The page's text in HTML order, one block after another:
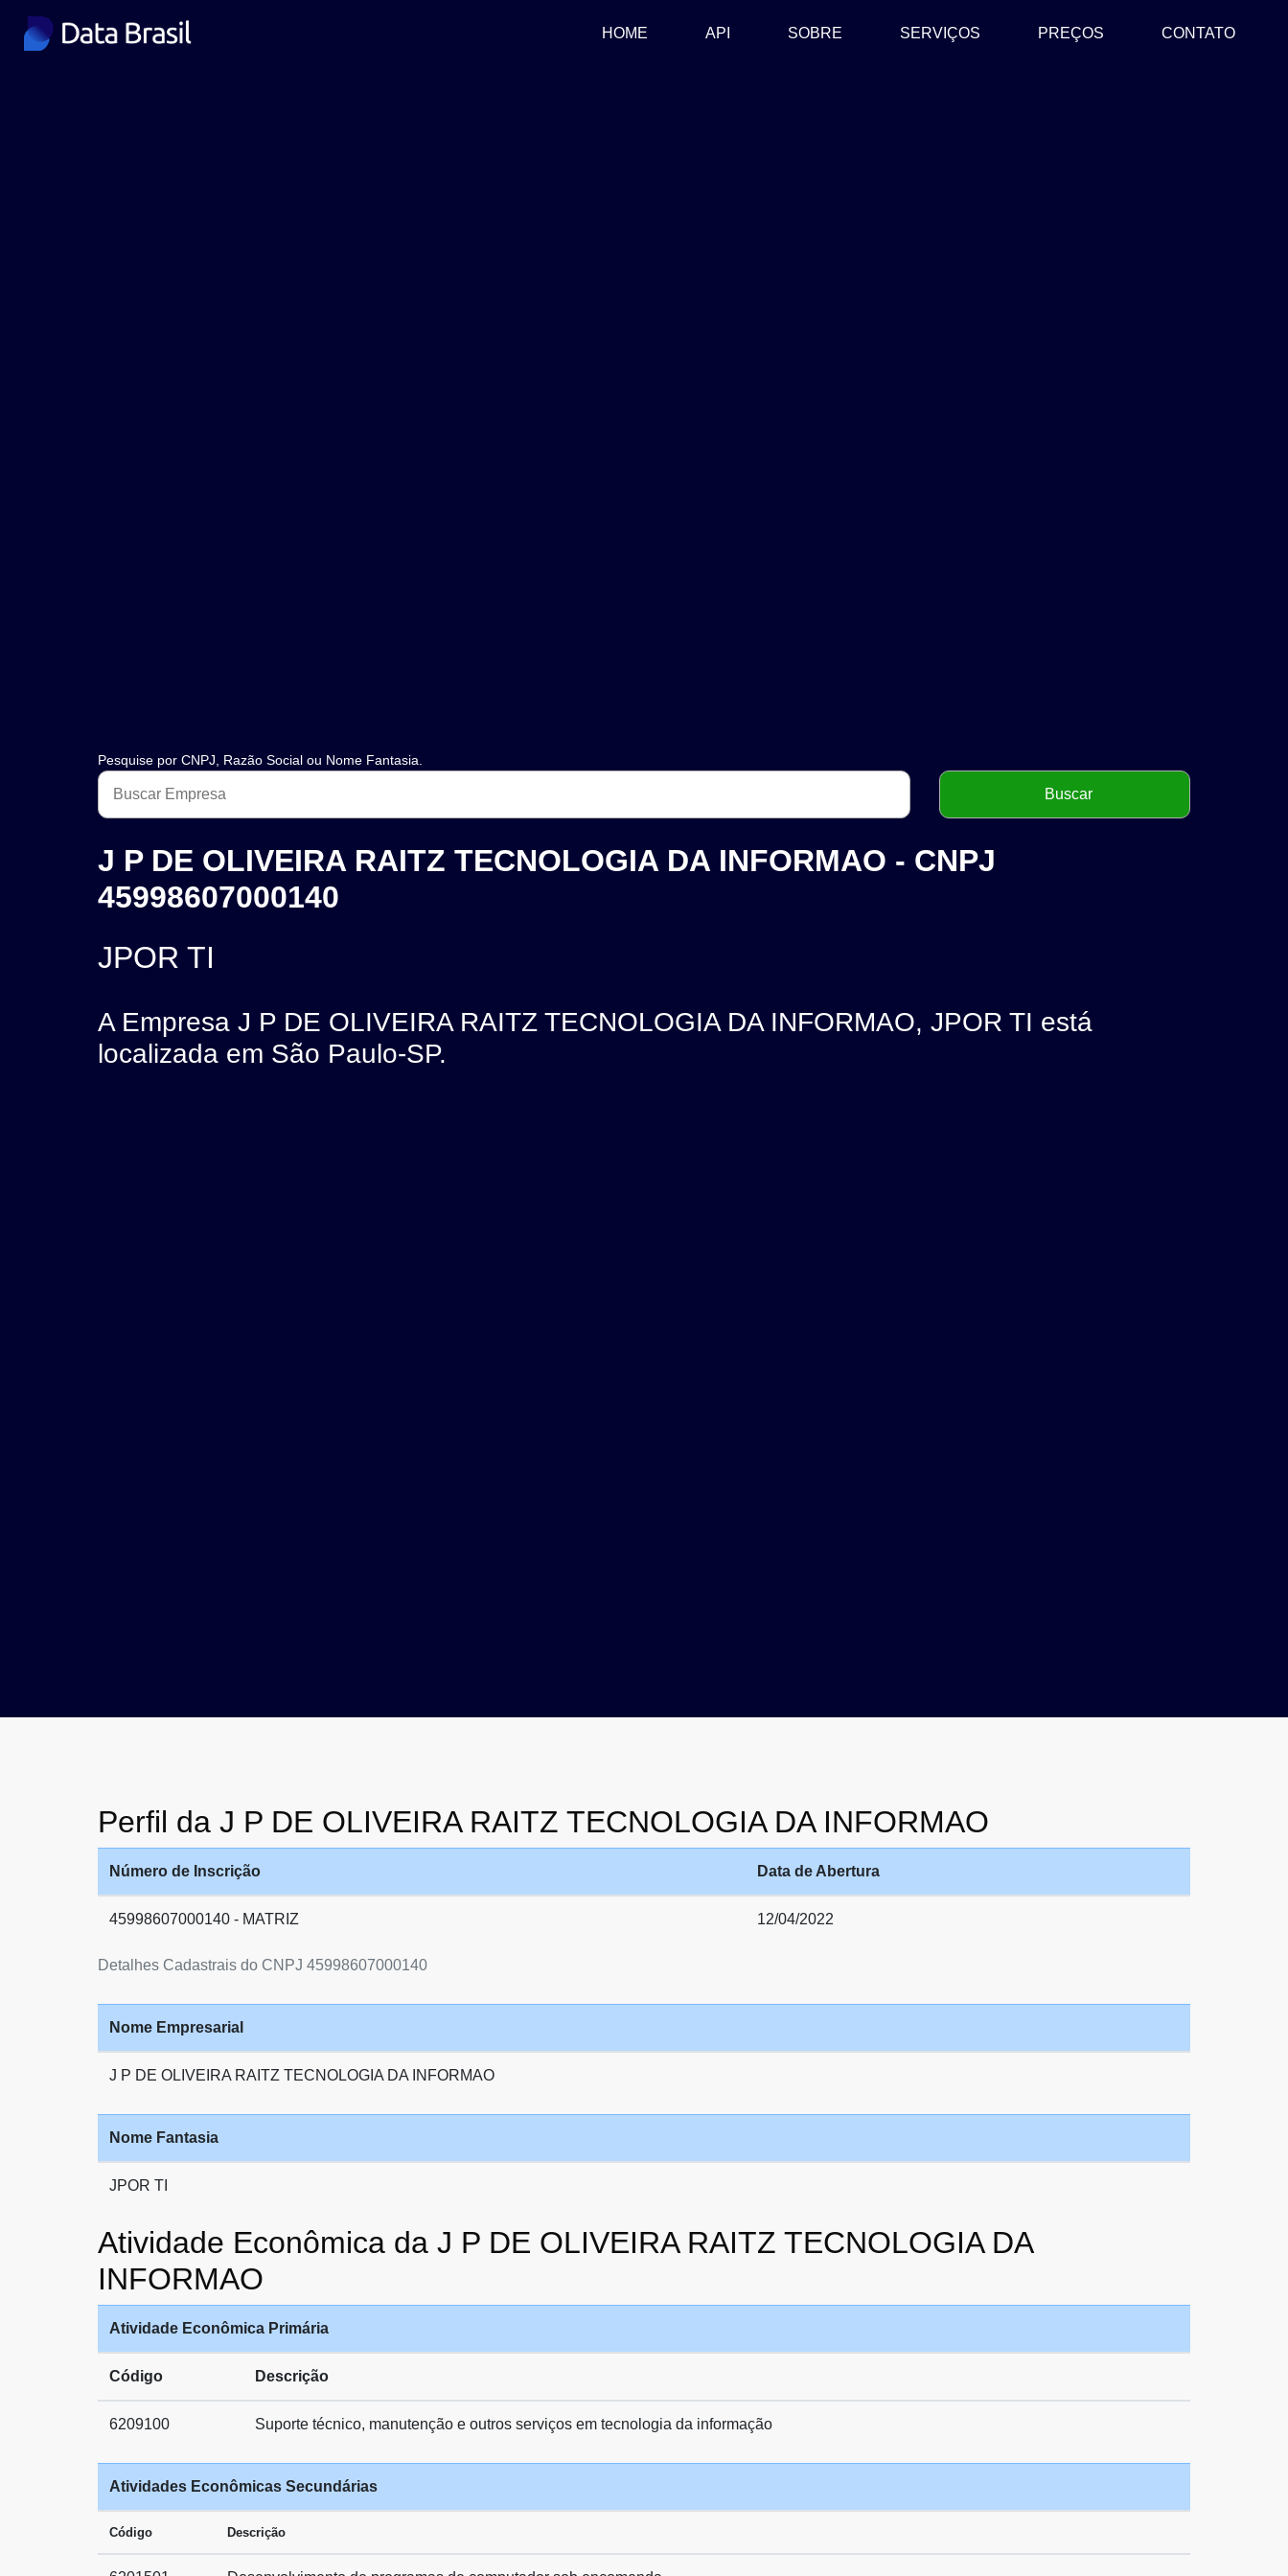
HOME (CURRENT)
API SOBRE SERVIÇOS PREÇOS CONTATO
Pesquise por CNPJ, Razão Social ou Nome Fantasia.
J P DE OLIVEIRA RAITZ TECNOLOGIA DA INFORMAO - CNPJ
45998607000140
JPOR TI
A Empresa J P DE OLIVEIRA RAITZ TECNOLOGIA DA INFORMAO, JPOR TI está
localizada em São Paulo-SP.
Perfil da J P DE OLIVEIRA RAITZ TECNOLOGIA DA INFORMAO
Detalhes Cadastrais do CNPJ 45998607000140
Número de Inscrição Data de Abertura
45998607000140 - MATRIZ 12/04/2022
Nome Empresarial
J P DE OLIVEIRA RAITZ TECNOLOGIA DA INFORMAO
Nome Fantasia
JPOR TI
Atividade Econômica da J P DE OLIVEIRA RAITZ TECNOLOGIA DA
INFORMAO
Atividade Econômica Primária
Código Descrição
6209100 Suporte técnico, manutenção e outros serviços em tecnologia da informação
Atividades Econômicas Secundárias
Código Descrição